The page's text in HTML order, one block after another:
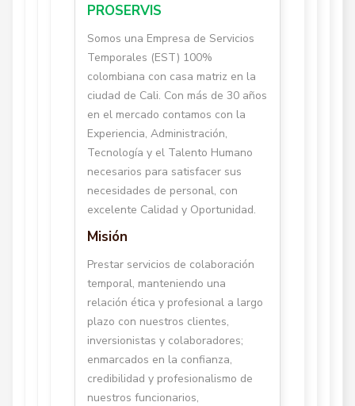
PROSERVIS
Somos una Empresa de Servicios
Temporales (EST) 100%
colombiana con casa matriz en la
ciudad de Cali. Con más de 30 años
en el mercado contamos con la
Experiencia, Administración,
Tecnología y el Talento Humano
necesarios para satisfacer sus
necesidades de personal, con
excelente Calidad y Oportunidad.
Misión
Prestar servicios de colaboración
temporal, manteniendo una
relación ética y profesional a largo
plazo con nuestros clientes,
inversionistas y colaboradores;
enmarcados en la confianza,
credibilidad y profesionalismo de
nuestros funcionarios,